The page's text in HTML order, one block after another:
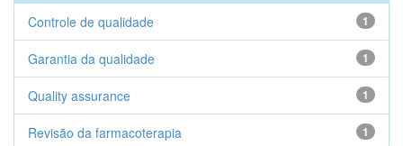
1
Controle de qualidade
1
Garantia da qualidade
1
Quality assurance
1
Revisão da farmacoterapia